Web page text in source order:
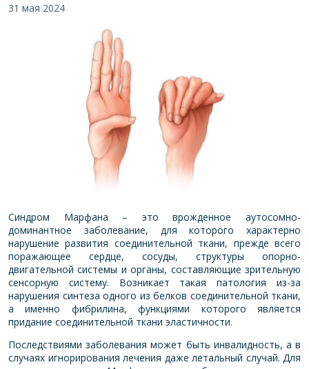
31 мая 2024
Синдром Марфана – это врожденное аутосомно-
доминантное заболевание, для которого характерно
нарушение развития соединительной ткани, прежде всего
поражающее сердце, сосуды, структуры опорно-
двигательной системы и органы, составляющие зрительную
сенсорную систему. Возникает такая патология из-за
нарушения синтеза одного из белков соединительной ткани,
а именно фибрилина, функциями которого является
придание соединительной ткани эластичности.
Последствиями заболевания может быть инвалидность, а в
случаях игнорирования лечения даже летальный случай. Для